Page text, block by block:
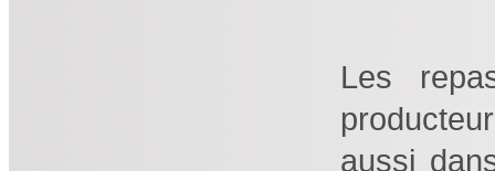
Les
aussi